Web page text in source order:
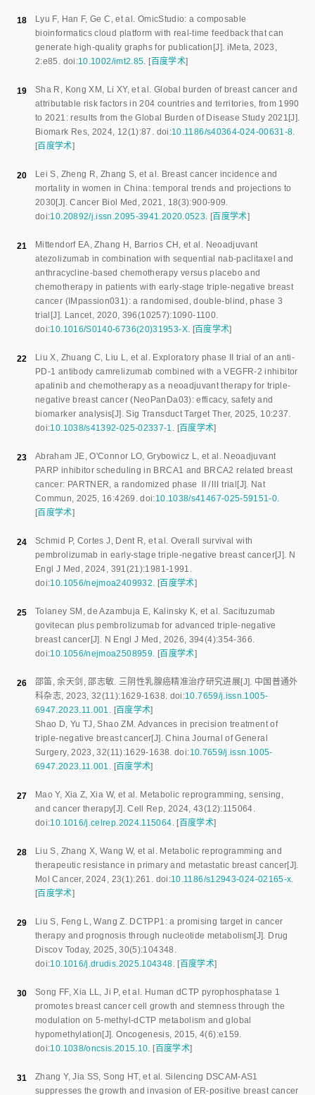
18 Lyu F, Han F,Ge C ,et al . OmicStudio: a composable
bioinformatics cloud platform with real-time feedback that can
generate high-quality graphs for publication [J]. iMeta,2023 ,
2:e85 . doi:10.1002/imt2.85. [百度学术]
19 Sha R , Kong XM , Li XY,et al . Global burden of breast cancer and
attributable risk factors in 204 countries and territories, from 1990
to 2021: results from the Global Burden of Disease Study 2021 [J].
Biomark Res, 2024, 12(1):87 . doi:10.1186/s40364-024-00631-8.
[百度学术]
20 Lei S, Zheng R, Zhang S,et al . Breast cancer incidence and
mortality in women in China: temporal trends and projections to
2030[J].Cancer Biol Med ,2021 , 18(3):900-909.
doi:10.20892/j.issn.2095-3941.2020.0523. [百度学术]
21 Mittendorf EA,Zhang H , Barrios CH ,et al . Neoadjuvant
atezolizumab in combination with sequential nab-paclitaxel and
anthracycline-based chemotherapy versus placebo and
chemotherapy in patients with early-stage triple-negative breast
cancer (IMpassion031): a randomised, double-blind, phase 3
trial [J]. Lancet, 2020, 396(10257):1090-1100.
doi:10.1016/S0140-6736(20)31953-X. [百度学术]
22 Liu X, Zhuang C, Liu L, et al . Exploratory phase II trial of an anti-
PD-1 antibody camrelizumab combined with a VEGFR-2 inhibitor
apatinib and chemotherapy as a neoadjuvant therapy for triple-
negative breast cancer (NeoPanDa03): efficacy, safety and
biomarker analysis[J].Sig Transduct Target Ther,2025, 10:237.
doi:10.1038/s41392-025-02337-1 . [百度学术]
23 Abraham JE,O'Connor LO,Grybowicz L, et al . Neoadjuvant
PARP inhibitor scheduling in BRCA1 and BRCA2 related breast
cancer: PARTNER, a randomized phase Ⅱ/Ⅲ trial [J]. Nat
Commun, 2025, 16 :4269 .doi:10.1038/s41467-025-59151-0.
[百度学术]
24 Schmid P, Cortes J , Dent R,et al . Overall survival with
pembrolizumab in early-stage triple-negative breast cancer[J]. N
Engl J Med ,2024, 391(21):1981-1991 .
doi:10.1056/nejmoa2409932. [百度学术]
25 Tolaney SM ,de Azambuja E, Kalinsky K,et al . Sacituzumab
govitecan plus pembrolizumab for advanced triple-negative
breast cancer [J]. N Engl J Med , 2026, 394(4):354-366.
doi:10.1056/nejmoa2508959. [百度学术]
26 邵笛 ,余天剑 ,邵志敏.三阴性乳腺癌精准治疗研究进展[J]. 中国普通外
科杂志, 2023,32(11):1629-1638. doi:10.7659/j.issn.1005-
6947.2023.11.001 . [百度学术]
Shao D, Yu TJ ,Shao ZM . Advances in precision treatment of
triple-negative breast cancer[J].China Journal of General
Surgery,2023 ,32(11):1629-1638.doi:10.7659/j.issn.1005-
6947.2023.11.001 . [百度学术]
27 Mao Y, Xia Z,Xia W, et al . Metabolic reprogramming, sensing,
and cancer therapy[J].Cell Rep, 2024,43(12):115064.
doi:10.1016/j.celrep.2024.115064. [百度学术]
28 Liu S, Zhang X, Wang W, et al . Metabolic reprogramming and
therapeutic resistance in primary and metastatic breast cancer[J].
Mol Cancer,2024, 23(1):261 . doi:10.1186/s12943-024-02165-x.
[百度学术]
29 Liu S, Feng L,Wang Z. DCTPP1: a promising target in cancer
therapy and prognosis through nucleotide metabolism[J]. Drug
Discov Today,2025 ,30(5):104348 .
doi:10.1016/j.drudis.2025.104348. [百度学术]
30 Song FF,Xia LL,Ji P,et al . Human dCTP pyrophosphatase 1
promotes breast cancer cell growth and stemness through the
modulation on 5-methyl-dCTP metabolism and global
hypomethylation [J].Oncogenesis, 2015,4(6):e159.
doi:10.1038/oncsis.2015.10. [百度学术]
31 Zhang Y,Jia SS,Song HT,et al . Silencing DSCAM-AS1
suppresses the growth and invasion of ER-positive breast cancer